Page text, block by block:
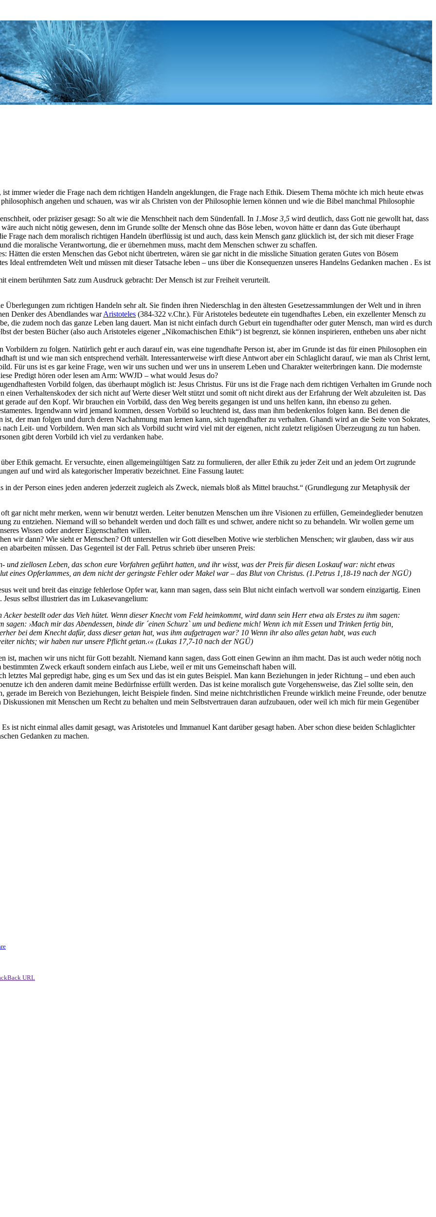
immer wieder die Frage nach dem richtigen Handeln angeklungen, die Frage nach Ethik. Diesem Thema möchte ich mich heute etwas
angehen und schauen, was wir als Christen von der Philosophie lernen können und wie die Bibel manchmal Philosophie
oder präziser gesagt: So alt wie die Menschheit nach dem Sündenfall. In 1.Mose 3,5 wird deutlich, dass Gott nie gewollt hat, dass
auch nicht nötig gewesen, denn im Grunde sollte der Mensch ohne das Böse leben, wovon hätte er dann das Gute überhaupt
Frage nach dem moralisch richtigen Handeln überflüssig ist und auch, dass kein Mensch ganz glücklich ist, der sich mit dieser Frage
die moralische Verantwortung, die er übernehmen muss, macht dem Menschen schwer zu schaffen.
Hätten die ersten Menschen das Gebot nicht übertreten, wären sie gar nicht in die missliche Situation geraten Gutes von Bösem
Ideal entfremdeten Welt und müssen mit dieser Tatsache leben – uns über die Konsequenzen unseres Handelns Gedanken machen . Es ist
einem berühmten Satz zum Ausdruck gebracht: Der Mensch ist zur Freiheit verurteilt.
zum richtigen Handeln sehr alt. Sie finden ihren Niederschlag in den ältesten Gesetzessammlungen der Welt und in ihren
Denker des Abendlandes warAristoteles (384-322 v.Chr.). Für Aristoteles bedeutete ein tugendhaftes Leben, ein exzellenter Mensch zu
die zudem noch das ganze Leben lang dauert. Man ist nicht einfach durch Geburt ein tugendhafter oder guter Mensch, man wird es durch
der besten Bücher (also auch Aristoteles eigener „Nikomachischen Ethik“) ist begrenzt, sie können inspirieren, entheben uns aber nicht
zu folgen. Natürlich geht er auch darauf ein, was eine tugendhafte Person ist, aber im Grunde ist das für einen Philosophen ein
ist und wie man sich entsprechend verhält. Interessanterweise wirft diese Antwort aber ein Schlaglicht darauf, wie man als Christ lernt,
Für uns ist es gar keine Frage, wen wir uns suchen und wer uns in unserem Leben und Charakter weiterbringen kann. Die modernste
Predigt hören oder lesen am Arm: WWJD – what would Jesus do?
Vorbild folgen, das überhaupt möglich ist: Jesus Christus. Für uns ist die Frage nach dem richtigen Verhalten im Grunde noch
Verhaltenskodex der sich nicht auf Werte dieser Welt stützt und somit oft nicht direkt aus der Erfahrung der Welt abzuleiten ist. Das
auf den Kopf. Wir brauchen ein Vorbild, dass den Weg bereits gegangen ist und uns helfen kann, ihn ebenso zu gehen.
Irgendwann wird jemand kommen, dessen Vorbild so leuchtend ist, dass man ihm bedenkenlos folgen kann. Bei denen die
ist, der man folgen und durch deren Nachahmung man lernen kann, sich tugendhafter zu verhalten. Ghandi wird an die Seite von Sokrates,
Leit- und Vorbildern. Wen man sich als Vorbild sucht wird viel mit der eigenen, nicht zuletzt religiösen Überzeugung zu tun haben.
gibt deren Vorbild ich viel zu verdanken habe.
Ethik gemacht. Er versuchte, einen allgemeingültigen Satz zu formulieren, der aller Ethik zu jeder Zeit und an jedem Ort zugrunde
auf und wird als kategorischer Imperativ bezeichnet. Eine Fassung lautet:
in der Person eines jeden anderen jederzeit zugleich als Zweck, niemals bloß als Mittel brauchst.“ (Grundlegung zur Metaphysik der
gar nicht mehr merken, wenn wir benutzt werden. Leiter benutzen Menschen um ihre Visionen zu erfüllen, Gemeindeglieder benutzen
zu entziehen. Niemand will so behandelt werden und doch fällt es und schwer, andere nicht so zu behandeln. Wir wollen gerne um
Wissen oder anderer Eigenschaften willen.
wir dann? Wie sieht er Menschen? Oft unterstellen wir Gott dieselben Motive wie sterblichen Menschen; wir glauben, dass wir aus
abarbeiten müssen. Das Gegenteil ist der Fall. Petrus schrieb über unseren Preis:
und ziellosen Leben, das schon eure Vorfahren geführt hatten, und ihr wisst, was der Preis für diesen Loskauf war: nicht etwas
eines Opferlammes, an dem nicht der geringste Fehler oder Makel war – das Blut von Christus. (1.Petrus 1,18-19 nach der NGÜ)
weit und breit das einzige fehlerlose Opfer war, kann man sagen, dass sein Blut nicht einfach wertvoll war sondern einzigartig. Einen
selbst illustriert das im Lukasevangelium:
bestellt oder das Vieh hütet. Wenn dieser Knecht vom Feld heimkommt, wird dann sein Herr etwa als Erstes zu ihm sagen:
›Mach mir das Abendessen, binde dir ´einen Schurz` um und bediene mich! Wenn ich mit Essen und Trinken fertig bin,
bei dem Knecht dafür, dass dieser getan hat, was ihm aufgetragen war? 10 Wenn ihr also alles getan habt, was euch
nichts; wir haben nur unsere Pflicht getan.‹« (Lukas 17,7-10 nach der NGÜ)
ist, machen wir uns nicht für Gott bezahlt. Niemand kann sagen, dass Gott einen Gewinn an ihm macht. Das ist auch weder nötig noch
Zweck erkauft sondern einfach aus Liebe, weil er mit uns Gemeinschaft haben will.
Mal gepredigt habe, ging es um Sex und das ist ein gutes Beispiel. Man kann Beziehungen in jeder Richtung – und eben auch
ich den anderen damit meine Bedürfnisse erfüllt werden. Das ist keine moralisch gute Vorgehensweise, das Ziel sollte sein, den
gerade im Bereich von Beziehungen, leicht Beispiele finden. Sind meine nichtchristlichen Freunde wirklich meine Freunde, oder benutze
mit Menschen um Recht zu behalten und mein Selbstvertrauen daran aufzubauen, oder weil ich mich für mein Gegenüber
ist nicht einmal alles damit gesagt, was Aristoteles und Immanuel Kant darüber gesagt haben. Aber schon diese beiden Schlaglichter
Gedanken zu machen.
URL